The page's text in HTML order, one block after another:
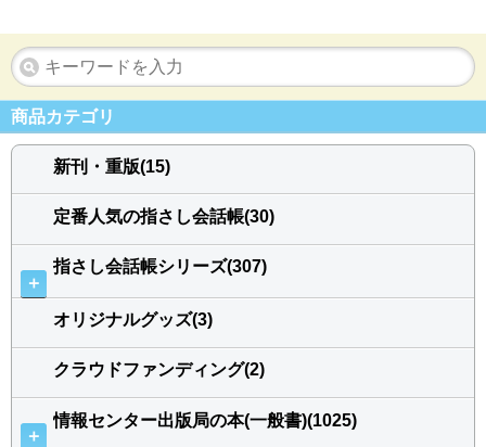
商品カテゴリ
新刊・重版(15)
定番人気の指さし会話帳(30)
＋
指さし会話帳シリーズ(307)
オリジナルグッズ(3)
クラウドファンディング(2)
＋
情報センター出版局の本(一般書)(1025)